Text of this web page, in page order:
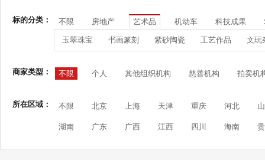
标的分类： 不限 房地产 艺术品 机动车 科技成果
玉翠珠宝 书画篆刻 紫砂陶瓷 工艺作品 文玩
商家类型： 不限 个人 其他组织机构 慈善机构 拍卖机
所在区域： 不限 北京 上海 天津 重庆 河北
湖南 广东 广西 江西 四川 海南